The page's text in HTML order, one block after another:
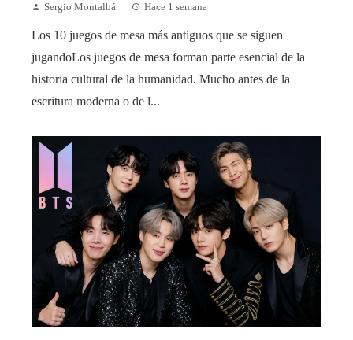
Sergio Montalbá Hace 1 semana
Los 10 juegos de mesa más antiguos que se siguen
jugandoLos juegos de mesa forman parte esencial de la
historia cultural de la humanidad. Mucho antes de la
escritura moderna o de l...